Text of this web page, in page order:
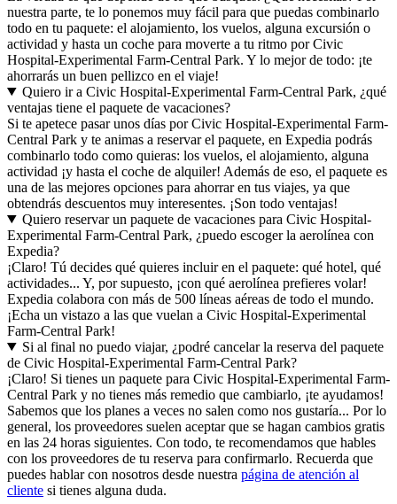
nuestra parte, te lo ponemos muy fácil para que puedas combinarlo
todo en tu paquete: el alojamiento, los vuelos, alguna excursión o
actividad y hasta un coche para moverte a tu ritmo por Civic
Hospital-Experimental Farm-Central Park. Y lo mejor de todo: ¡te
ahorrarás un buen pellizco en el viaje!
Quiero ir a Civic Hospital-Experimental Farm-Central Park, ¿qué
ventajas tiene el paquete de vacaciones?
Si te apetece pasar unos días por Civic Hospital-Experimental Farm-
Central Park y te animas a reservar el paquete, en Expedia podrás
combinarlo todo como quieras: los vuelos, el alojamiento, alguna
actividad ¡y hasta el coche de alquiler! Además de eso, el paquete es
una de las mejores opciones para ahorrar en tus viajes, ya que
obtendrás descuentos muy interesentes. ¡Son todo ventajas!
Quiero reservar un paquete de vacaciones para Civic Hospital-
Experimental Farm-Central Park, ¿puedo escoger la aerolínea con
Expedia?
¡Claro! Tú decides qué quieres incluir en el paquete: qué hotel, qué
actividades... Y, por supuesto, ¡con qué aerolínea prefieres volar!
Expedia colabora con más de 500 líneas aéreas de todo el mundo.
¡Echa un vistazo a las que vuelan a Civic Hospital-Experimental
Farm-Central Park!
Si al final no puedo viajar, ¿podré cancelar la reserva del paquete
de Civic Hospital-Experimental Farm-Central Park?
¡Claro! Si tienes un paquete para Civic Hospital-Experimental Farm-
Central Park y no tienes más remedio que cambiarlo, ¡te ayudamos!
Sabemos que los planes a veces no salen como nos gustaría... Por lo
general, los proveedores suelen aceptar que se hagan cambios gratis
en las 24 horas siguientes. Con todo, te recomendamos que hables
con los proveedores de tu reserva para confirmarlo. Recuerda que
puedes hablar con nosotros desde nuestra página de atención al
cliente si tienes alguna duda.